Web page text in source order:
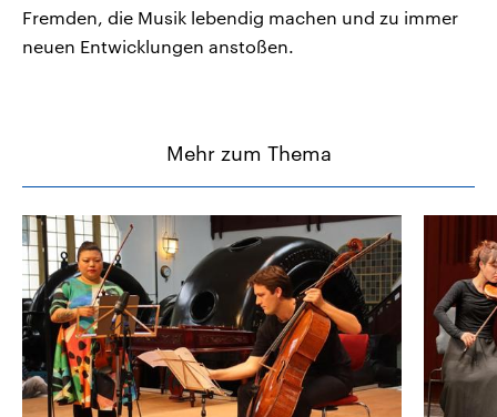
Fremden, die Musik lebendig machen und zu immer
neuen Entwicklungen anstoßen.
Mehr zum Thema